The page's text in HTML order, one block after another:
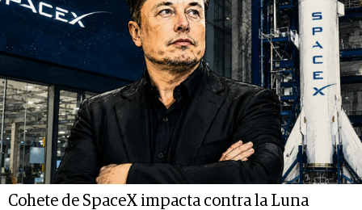
Cohete de SpaceX impacta contra la Luna